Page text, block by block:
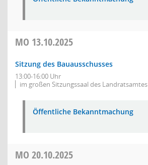
MO 13.10.2025
Sitzung des Bauausschusses
13:00-16:00 Uhr
im großen Sitzungssaal des Landratsamtes
Öffentliche Bekanntmachung
MO 20.10.2025